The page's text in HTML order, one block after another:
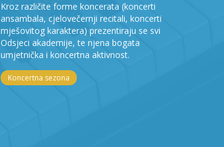
Kroz različite forme koncerata (koncerti
ansambala, cjelovečernji recitali, koncerti
mješovitog karaktera) prezentiraju se svi
Odsjeci akademije, te njena bogata
umjetnička i koncertna aktivnost.
Koncertna sezona